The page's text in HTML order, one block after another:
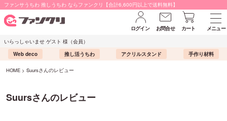
ファンサうちわ 推しうちわ ならファンクリ【合計6,600円以上で送料無料】
ログイン お問合せ カート
メニュー
いらっしゃいませ ゲスト 様（会員）
Web deco
推し活うちわ アクリルスタンド 手作り材料
HOME Suursさんのレビュー
Suursさんのレビュー